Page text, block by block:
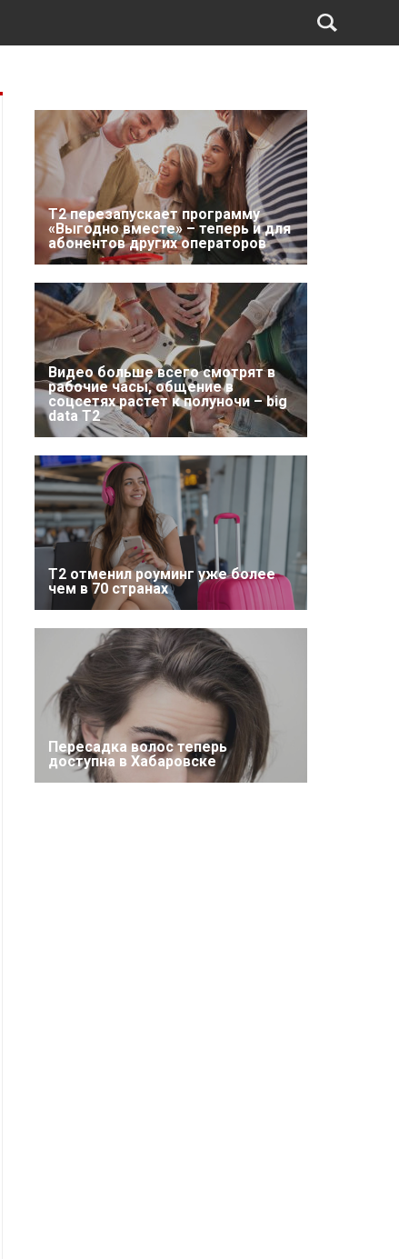
Т2 перезапускает программу
«Выгодно вместе» – теперь и для
абонентов других операторов
Видео больше всего смотрят в
рабочие часы, общение в
соцсетях растет к полуночи – big
data T2
Т2 отменил роуминг уже более
чем в 70 странах
Пересадка волос теперь
доступна в Хабаровске